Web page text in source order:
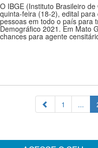
O IBGE (Instituto Brasileiro
quinta-feira (18-2), edital
pessoas em todo o país para
Demográfico 2021. Em Mato
chances para agente
1 ...